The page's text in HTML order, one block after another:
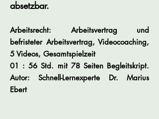
absetzbar.
Arbeitsrecht: Arbeitsvertrag und
befristeter Arbeitsvertrag, Videocoaching,
5 Videos, Gesamtspielzeit
01 : 56 Std. mit 78 Seiten Begleitskript.
Autor: Schnell-Lernexperte Dr. Marius
Ebert